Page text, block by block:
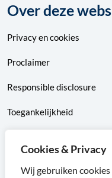
Cookies & Privacy
Wij gebruiken
Over deze
Privacyencookies
Proclaimer
Responsible disclosure
Toegankelijkheid